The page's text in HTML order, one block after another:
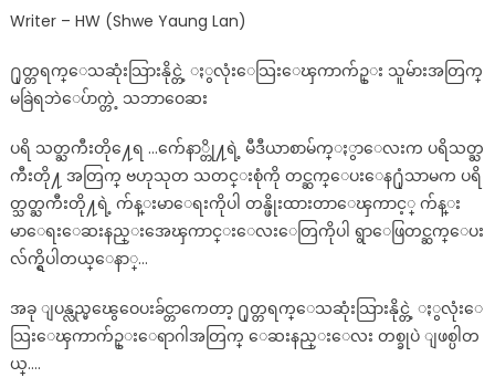
Writer – HW (Shwe Yaung Lan)
႐ုတ္တရက္ေသဆုံးသြားနိုင္တဲ့ ႏွလုံးေသြးေၾကာက်ဥ္း သူမ်ားအတြက္
မခြဲရဘဲေပ်ာက္တဲ့ သဘာဝေဆး
ပရိ သတ္ႀကီးတို႔ေရ …က်ေနာ္တို႔ရဲ့ မီဒီယာစာမ်က္ႏွာေလးက ပရိသတ္ႀ
ကီးတို႔ အတြက္ ဗဟုသုတ သတင္းစုံကို တင္ဆက္ေပးေန႐ုံသာမက ပရိ
တ္သတ္ႀကီးတို႔ရဲ့ က်န္းမာေရးကိုပါ တန္ဖိုးထားတာေၾကာင့္ က်န္း
မာေရးေဆးနည္းအေၾကာင္းေလးေတြကိုပါ ရွာေဖြတင္ဆက္ေပး
လ်က္ရွိပါတယ္ေနာ္…
အခု ျပန္လည္မၽွေဝေပးခ်င္တာကေတာ့ ႐ုတ္တရက္ေသဆုံးသြားနိုင္တဲ့ ႏွလုံးေ
သြးေၾကာက်ဥ္းေရာဂါအတြက္ ေဆးနည္းေလး တစ္ခုပဲ ျဖစ္ပါတ
ယ္….